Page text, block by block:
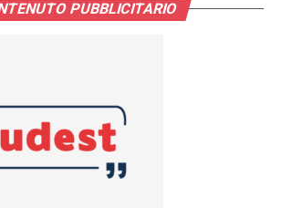
PUBBLICITARIO